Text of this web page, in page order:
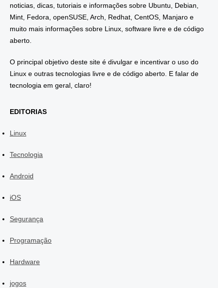
noticias, dicas, tutoriais e informações sobre Ubuntu, Debian,
Mint, Fedora, openSUSE, Arch, Redhat, CentOS, Manjaro e
muito mais informações sobre Linux, software livre e de código
aberto.
O principal objetivo deste site é divulgar e incentivar o uso do
Linux e outras tecnologias livre e de código aberto. E falar de
tecnologia em geral, claro!
EDITORIAS
Linux
Tecnologia
Android
iOS
Segurança
Programação
Hardware
jogos